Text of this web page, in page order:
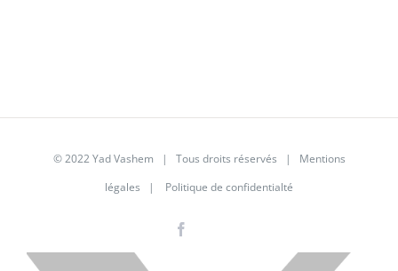
© 2022 Yad Vashem | Tous droits réservés | Mentions
légales | Politique de confidentialté
X